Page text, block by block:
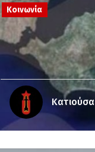
Κοινωνία
Κατιούσα